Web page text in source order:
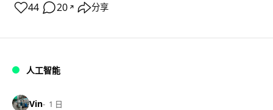
44 20 ↗ 分享
人工智能
Vin 1 日